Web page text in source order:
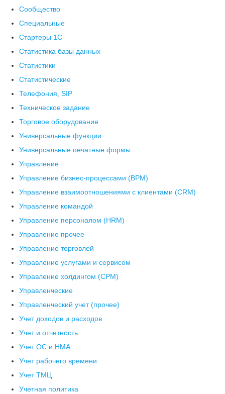
Сообщество
Специальные
Стартеры 1С
Статистика базы данных
Статистики
Статистические
Телефония, SIP
Техническое задание
Торговое оборудование
Универсальные функции
Универсальные печатные формы
Управление
Управление бизнес-процессами (BPM)
Управление взаимоотношениями с клиентами (СRM)
Управление командой
Управление персоналом (HRM)
Управление прочее
Управление торговлей
Управление услугами и сервисом
Управление холдингом (CPM)
Управленческие
Управленческий учет (прочее)
Учет доходов и расходов
Учет и отчетность
Учет ОС и НМА
Учет рабочего времени
Учет ТМЦ
Учетная политика